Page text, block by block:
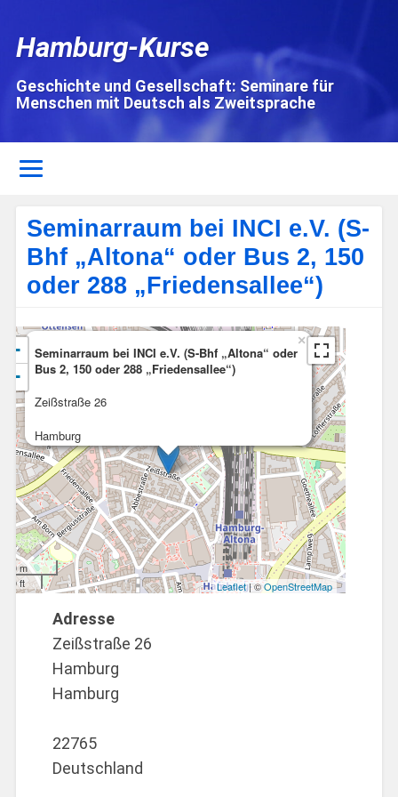
Hamburg-Kurse
Geschichte und Gesellschaft: Seminare für
Menschen mit Deutsch als Zweitsprache
Seminarraum bei INCI e.V. (S-
Bhf „Altona“ oder Bus 2, 150
oder 288 „Friedensallee“)
Seminarraum bei INCI e.V. (S-Bhf „Altona“ oder
Bus 2, 150 oder 288 „Friedensallee“)
Zeißstraße 26
Hamburg
×
+
−
200 m
500 ft
Leaflet| ©OpenStreetMap
Adresse
Zeißstraße 26
Hamburg
Hamburg
22765
Deutschland